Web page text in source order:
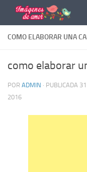
Saltar al contenido
COMO ELABORAR UNA
como elaborar
POR ADMIN · PUBLICADA
2016